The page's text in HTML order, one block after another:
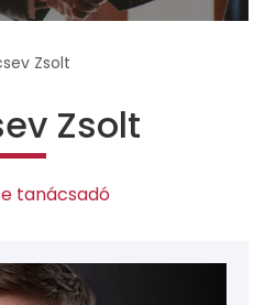
Zsolt
Zsolt
tanácsadó